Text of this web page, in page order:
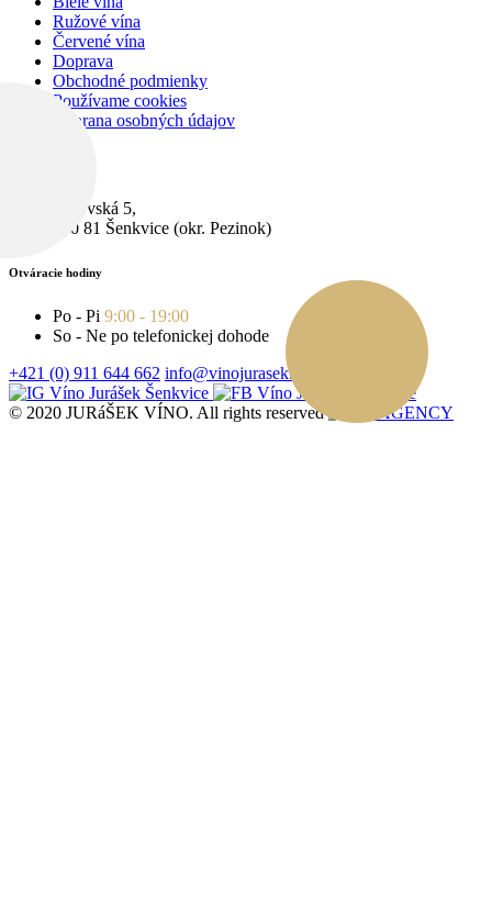
Ružové vína
Červené vína
Doprava
Obchodné podmienky
Používame cookies
Ochrana osobných údajov
Cerovská 5,
900 81 Šenkvice (okr. Pezinok)
Otváracie hodiny
Po - Pi 9:00 - 19:00
So - Ne po telefonickej dohode
+421 (0) 911 644 662 info@vinojurasek.sk
© 2020 JURáŠEK VÍNO. All rights reserved